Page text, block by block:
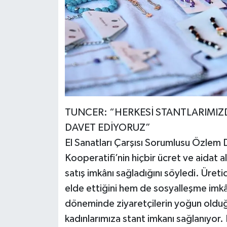
TUNCER: “HERKESİ
DAVET EDİYORUZ”
El Sanatları Çarşısı Sorumlusu
Kooperatifi’nin hiçbir ücret ve aidat
satış imkânı sağladığını söyledi.
elde ettiğini hem de sosyalleşme
döneminde ziyaretçilerin yoğun
kadınlarımıza stant imkanı